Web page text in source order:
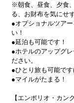
※朝食、昼食、夕食
る、お財布を気にせ
●オプショナルツア
い！
●延泊も可能です！
●ホテルのアップグ
ださい。
●ひとり旅も可能です
●マイルがたまる！
【エンポリオ・カン